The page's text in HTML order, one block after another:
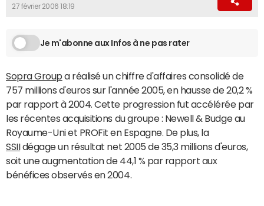
27 février 2006 18:19
Je m'abonne aux Infos à ne pas rater
Sopra Group a réalisé un chiffre d'affaires consolidé de
757 millions d'euros sur l'année 2005, en hausse de 20,2 %
par rapport à 2004. Cette progression fut accélérée par
les récentes acquisitions du groupe : Newell & Budge au
Royaume-Uni et PROFit en Espagne. De plus, la
SSIIdégage un résultat net 2005 de 35,3 millions d'euros,
soit une augmentation de 44,1 % par rapport aux
bénéfices observés en 2004.